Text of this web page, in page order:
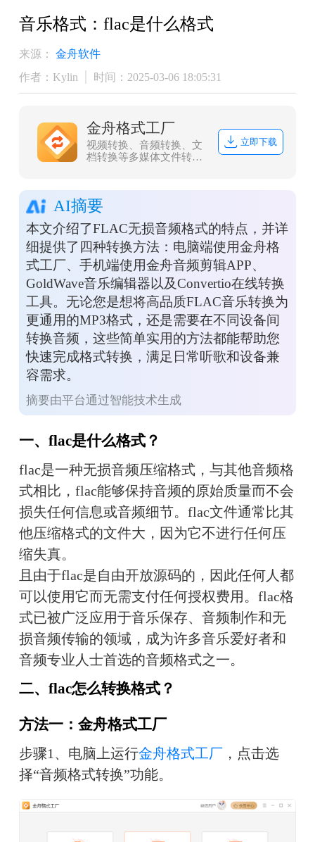
音乐格式：flac是什么格式
来源：
金舟软件
作者：Kylin
时间：2025-03-06 18:05:31
金舟格式工厂
视频转换、音频转换、文
档转换等多媒体文件转
立即下载
AI摘要
本文介绍了FLAC无损音频格式的特点，并详
细提供了四种转换方法：电脑端使用金舟格
式工厂、手机端使用金舟音频剪辑APP、
GoldWave音乐编辑器以及Convertio在线转换
工具。无论您是想将高品质FLAC音乐转换为
更通用的MP3格式，还是需要在不同设备间
转换音频，这些简单实用的方法都能帮助您
快速完成格式转换，满足日常听歌和设备兼
容需求。
摘要由平台通过智能技术生成
一、flac是什么格式？
flac是一种无损音频压缩格式，与其他音频格
式相比，flac能够保持音频的原始质量而不会
损失任何信息或音频细节。flac文件通常比其
他压缩格式的文件大，因为它不进行任何压
缩失真。
且由于flac是自由开放源码的，因此任何人都
可以使用它而无需支付任何授权费用。flac格
式已被广泛应用于音乐保存、音频制作和无
损音频传输的领域，成为许多音乐爱好者和
音频专业人士首选的音频格式之一。
二、flac怎么转换格式？
方法一：金舟格式工厂
步骤1、电脑上运行金舟格式工厂，点击选
择“音频格式转换”功能。